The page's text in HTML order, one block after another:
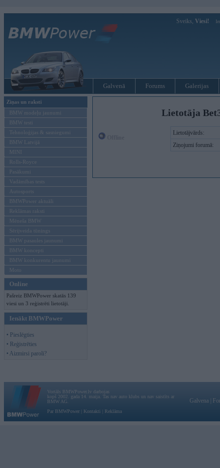
Sveiks, Viesi!
Galvenā Forums Galerijas
Ziņas un raksti
BMW modeļu jaunumi
BMW testi
Tehnoloģijas & sasniegumi
BMW Latvijā
MINI
Rolls-Royce
Pasākumi
Vadāmības tests
Autosports
BMWPower aktuāli
Reklāmas raksti
Mēneša BMW
Sērijveida tūnings
BMW pasaules jaunumi
BMW koncepti
BMW konkurentu jaunumi
Moto
Online
Pašreiz BMWPower skatās 139
viesi un 3 reģistrēti lietotāji.
Ienākt BMWPower
• Pieslēgties
• Reģistrēties
• Aizmirsi paroli?
Lietotāja
Lietotājvārds:
Ziņojumi forumā:
Vortāls BMWPower.lv darbojas
kopš 2002. gada 14. maija. Tas nav auto klubs un nav saistīts ar
BMW AG.
Par BMWPower
Kontakti Reklāma
Galvena